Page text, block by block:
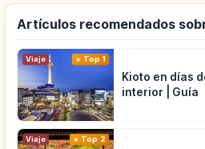
Artículos recomendados
Viaje Top 1
Kioto en días
interior | Guía
Viaje Top 2